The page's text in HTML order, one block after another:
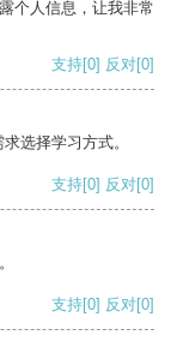
个人信息，让我非常
支持[0] 反对[0]
选择学习方式。
支持[0] 反对[0]
支持[0] 反对[0]